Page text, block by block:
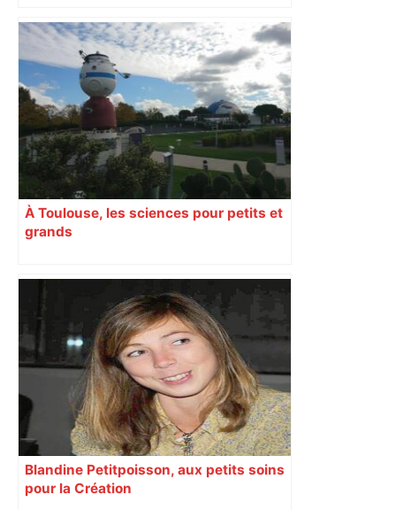
La malédiction continue pour l’OM en
Coupe de France, sorti aux tirs au but
par Toulouse – lanouvellerepublique.fr
À Toulouse, les sciences pour petits et
grands
Blandine Petitpoisson, aux petits soins
pour la Création